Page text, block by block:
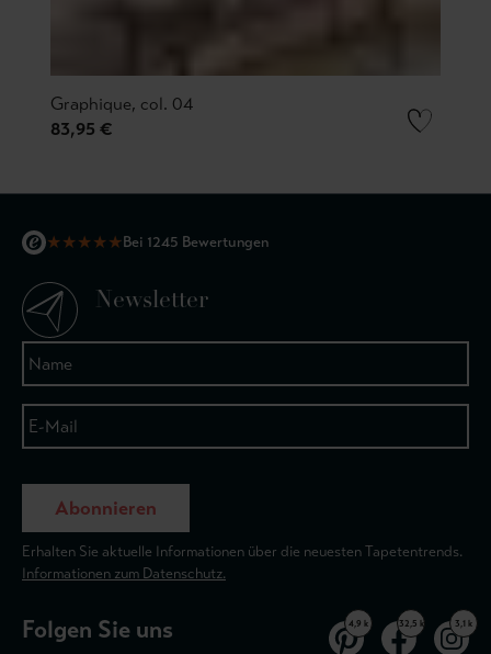
Graphique, col. 04
83,95 €
★★★★★Bei 1245 Bewertungen
Newsletter
Abonnieren
Erhalten Sie aktuelle Informationen über die neuesten Tapetentrends.
Informationen zum Datenschutz.
Folgen Sie uns 4,9 k 32,5 k 3,1 k